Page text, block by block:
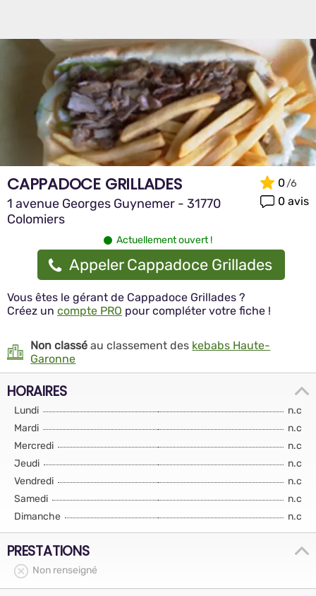
CAPPADOCE GRILLADES
1 avenue Georges Guynemer - 31770
Colomiers
0
0 avis
Actuellement ouvert !
Appeler Cappadoce Grillades
Vous êtes le gérant de Cappadoce Grillades ?
Créez un compte PRO pour compléter votre fiche !
Non classé au classement des kebabs Haute-
Garonne
HORAIRES
Lundi
n.c
Mardi
n.c
Mercredi
n.c
Jeudi
n.c
Vendredi
n.c
Samedi
n.c
Dimanche
n.c
PRESTATIONS
Non renseigné